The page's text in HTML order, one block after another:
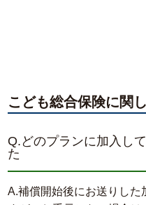
こども総合保険に関
Q.どのプランに加入し
た
A.補償開始後にお送りした